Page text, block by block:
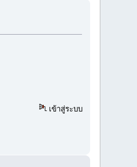
เข้าสู่ระบบ